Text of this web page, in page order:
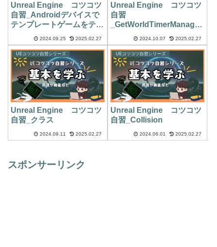
Unreal Engine コツコツ
自習_Androidデバイスで
テンプレートゲームをテス
BP×C++）
2024.09.25 2025.02.27
Unreal Engine コツコツ
自習
_GetWorldTimerManager
2024.10.07 2025.02.27
UEコツコツ自習シリーズ
Unreal Engine コツコツ
自習_クラス
2024.09.11 2025.02.27
UEコツコツ自習シリーズ
Unreal Engine コツコツ
自習_Collision
2024.06.01 2025.02.27
スポンサーリンク